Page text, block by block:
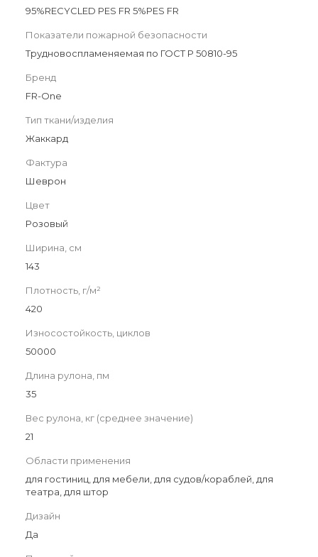
95%RECYCLED PES FR 5%PES FR
Показатели пожарной безопасности
Трудновоспламеняемая по ГОСТ Р 50810-95
Бренд
FR-One
Тип ткани/изделия
Жаккард
Фактура
Шеврон
Цвет
Розовый
Ширина, см
143
Плотность, г/м²
420
Износостойкость, циклов
50000
Длина рулона, пм
35
Вес рулона, кг (среднее значение)
21
Области применения
для гостиниц, для мебели, для судов/кораблей, для
театра, для штор
Дизайн
Да